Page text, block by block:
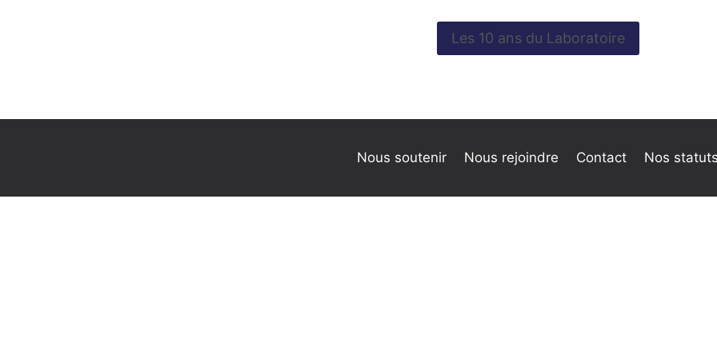
Les 10 ans du Laboratoire
Nous soutenir Nous rejoindre Contact Nos